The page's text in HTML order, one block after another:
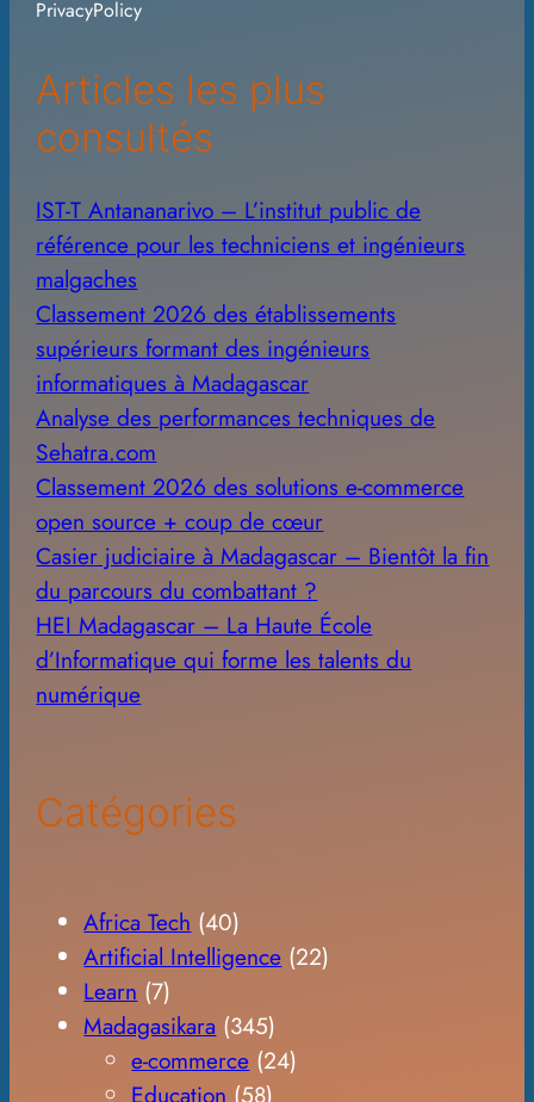
v
s
PrivacyPolicy
Articles les plus
consultés
IST-T Antananarivo – L’institut public de
référence pour les techniciens et ingénieurs
malgaches
Classement 2026 des établissements
supérieurs formant des ingénieurs
informatiques à Madagascar
Analyse des performances techniques de
Sehatra.com
Classement 2026 des solutions e-commerce
open source + coup de cœur
Casier judiciaire à Madagascar – Bientôt la fin
du parcours du combattant ?
HEI Madagascar – La Haute École
d’Informatique qui forme les talents du
numérique
Catégories
Africa Tech (40)
Artificial Intelligence (22)
Learn (7)
Madagasikara (345)
e-commerce (24)
Education (58)